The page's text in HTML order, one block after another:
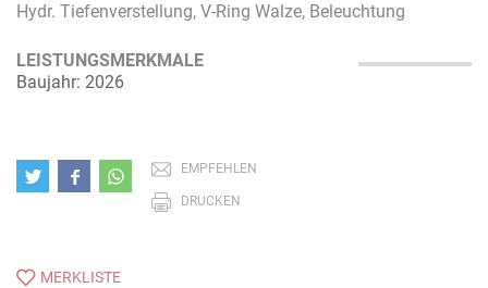
Hydr. Tiefenverstellung, V-Ring Walze, Beleuchtung
LEISTUNGSMERKMALE
Baujahr: 2026
EMPFEHLEN
DRUCKEN
MERKLISTE